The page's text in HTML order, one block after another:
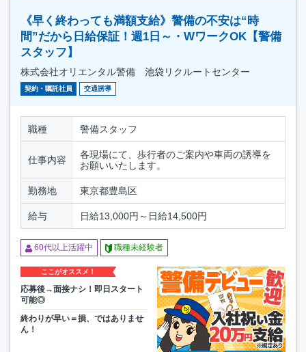
《早く終わっても満額支給》警備の不安は“時
間”だから日給保証！週1日～・WワークOK【警備
スタッフ】
株式会社オリエンタル警備 池袋リクルートセンター
契約・嘱託社員 交通誘導
職種 警備スタッフ
仕事内容
各現場にて、歩行者のご案内や車両の誘導を
お願いいたします。
勤務地 東京都豊島区
給与 日給13,000円～日給14,500円
60代以上活躍中 職種未経験者
ここがオススメ！
応募後→面接ナシ！即日スタート
可能◎
終わりが早い＝損、ではありませ
ん！